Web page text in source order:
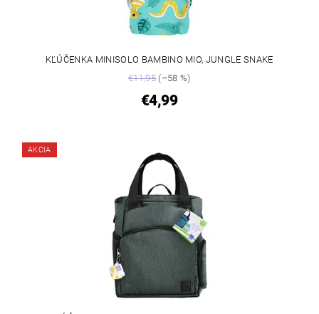
KĽÚČENKA MINISOLO BAMBINO MIO, JUNGLE SNAKE
€11,95(–58 %)
€4,99
AKCIA